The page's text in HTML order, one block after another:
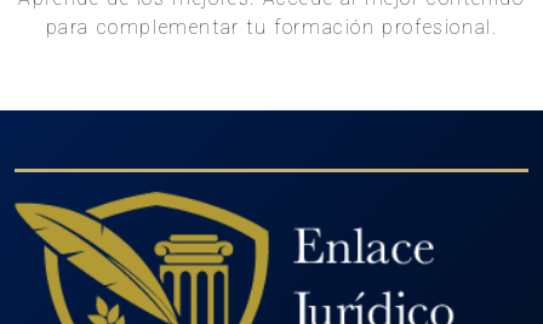
para complementar tu formación profesional.